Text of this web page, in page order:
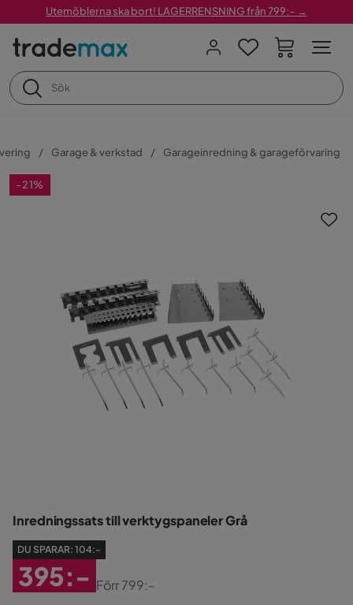
Utemöblerna ska bort! LAGERRENSNING från 799:– →
Garage & verkstad Garageinredning & garageförvaring
-21%
Inredningssats till verktygspaneler Grå
DU SPARAR: 104:-
395:- Förr799:-